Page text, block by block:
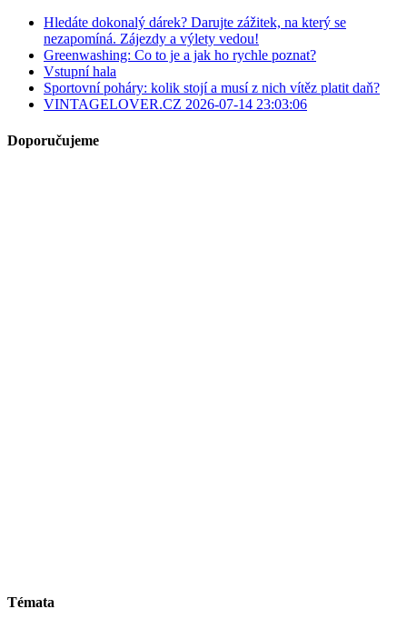
Hledáte dokonalý dárek? Darujte zážitek, na který se
nezapomíná. Zájezdy a výlety vedou!
Greenwashing: Co to je a jak ho rychle poznat?
Vstupní hala
Sportovní poháry: kolik stojí a musí z nich vítěz platit daň?
VINTAGELOVER.CZ 2026-07-14 23:03:06
Doporučujeme
Témata